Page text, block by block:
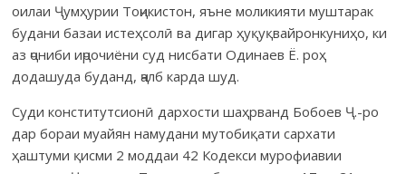
оилаи Ҷумҳурии Тоҷикистон, яъне моликияти муштарак
будани базаи истеҳсолӣ ва дигар ҳуқуқвайронкуниҳо, ки
аз ҷониби иҷрочиёни суд нисбати Одинаев Ё. роҳ
додашуда буданд, ҷалб карда шуд.
Суди конститутсионӣ дархости шаҳрванд Бобоев Ҷ.-ро
дар бораи муайян намудани мутобиқати сархати
ҳаштуми қисми 2 моддаи 42 Кодекси мурофиавии